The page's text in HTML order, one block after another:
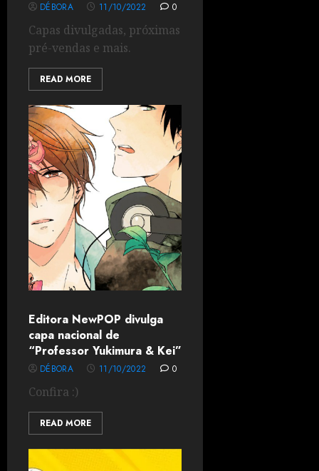
DÉBORA 11/10/2022 0
Capas divulgadas, próximas
pré-vendas e mais.
READ MORE
Editora NewPOP divulga
capa nacional de
“Professor Yukimura & Kei”
DÉBORA 11/10/2022 0
Confira :)
READ MORE